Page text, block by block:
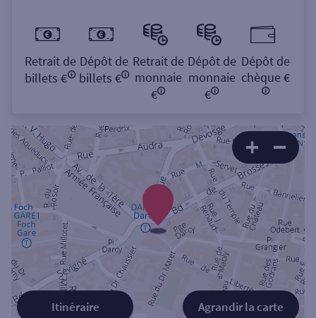
Retrait de
billets €
Dépôt de
billets €
Retrait de
monnaie
€
Dépôt de
monnaie
€
Dépôt de
chèque €
Agrandir la carte
Itinéraire